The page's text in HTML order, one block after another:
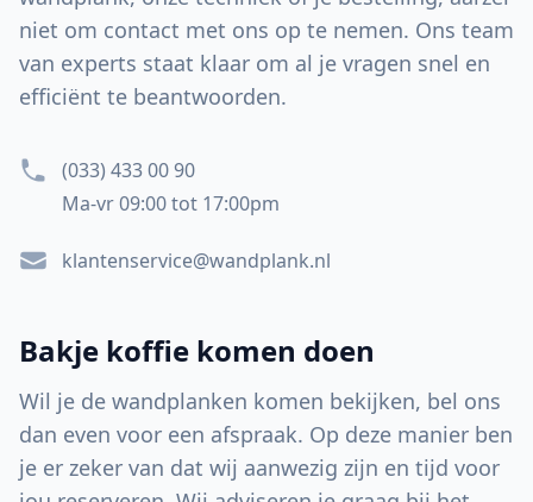
niet om contact met ons op te nemen. Ons team
van experts staat klaar om al je vragen snel en
efficiënt te beantwoorden.
(033) 433 00 90
Ma-vr 09:00 tot 17:00pm
klantenservice@wandplank.nl
Bakje koffie komen doen
Wil je de wandplanken komen bekijken, bel ons
dan even voor een afspraak. Op deze manier ben
je er zeker van dat wij aanwezig zijn en tijd voor